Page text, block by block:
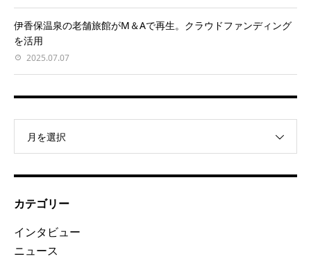
伊香保温泉の老舗旅館がM＆Aで再生。クラウドファンディング
を活用
2025.07.07
月を選択
カテゴリー
インタビュー
ニュース